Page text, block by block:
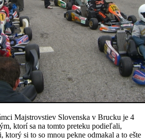
Majstrovstiev Slovenska v Brucku je 4
ktorí sa na tomto preteku podieľali,
si to so mnou pekne odmakal a to ešte